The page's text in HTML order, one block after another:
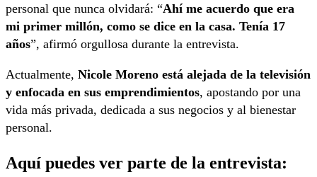
personal que nunca olvidará: “Ahí me acuerdo que era
mi primer millón, como se dice en la casa. Tenía 17
años”, afirmó orgullosa durante la entrevista.
Actualmente, Nicole Moreno está alejada de la televisión
y enfocada en sus emprendimientos, apostando por una
vida más privada, dedicada a sus negocios y al bienestar
personal.
Aquí puedes ver parte de la entrevista: